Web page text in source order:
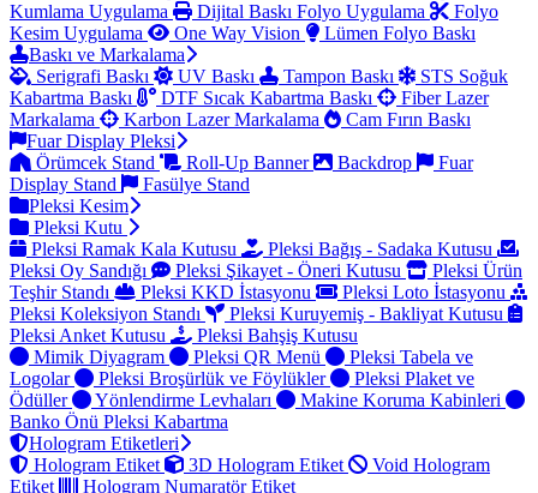
Kumlama Uygulama
Dijital Baskı Folyo Uygulama
Folyo
Kesim Uygulama
One Way Vision
Lümen Folyo Baskı
Baskı ve Markalama
Serigrafi Baskı
UV Baskı Tampon Baskı
STS Soğuk
Kabartma Baskı
DTF Sıcak Kabartma Baskı
Fiber Lazer
Markalama
Karbon Lazer Markalama
Cam Fırın Baskı
Fuar Display Pleksi
Örümcek Stand
Roll-Up Banner Backdrop
Fuar
Display Stand
Fasülye Stand
Pleksi Kesim
Pleksi Kutu
Pleksi Ramak Kala Kutusu
Pleksi Bağış - Sadaka Kutusu
Pleksi Oy Sandığı
Pleksi Şikayet - Öneri Kutusu
Pleksi Ürün
Teşhir Standı
Pleksi KKD İstasyonu
Pleksi Loto İstasyonu
Pleksi Koleksiyon Standı
Pleksi Kuruyemiş - Bakliyat Kutusu
Pleksi Anket Kutusu
Pleksi Bahşiş Kutusu
Mimik Diyagram
Pleksi QR Menü
Pleksi Tabela ve
Logolar
Pleksi Broşürlük ve Föylükler
Pleksi Plaket ve
Ödüller
Yönlendirme Levhaları
Makine Koruma Kabinleri
Banko Önü Pleksi Kabartma
Hologram Etiketleri
Hologram Etiket
3D Hologram Etiket
Void Hologram
Etiket
Hologram Numaratör Etiket